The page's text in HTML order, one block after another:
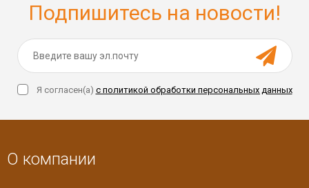
Подпишитесь на новости!
Я согласен(a) с политикой обработки персональных данных
О компании